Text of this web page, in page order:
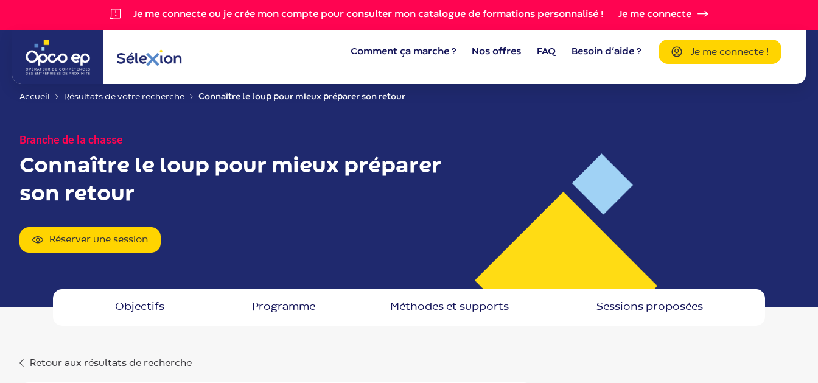
Je me connecte ou je crée mon compte pour consulter mon catalogue de formations personnalisé ! Je me connecte
Comment ça marche ? Nos offres FAQ Besoin d’aide ? Je me connecte !
Accueil Résultats de votre recherche Connaître le loup pour mieux préparer son retour
Branche de la chasse
Connaître le loup pour mieux préparer
son retour
Réserver une session
objectifs programme méthodes et supports sessions proposées
Retour aux résultats de recherche